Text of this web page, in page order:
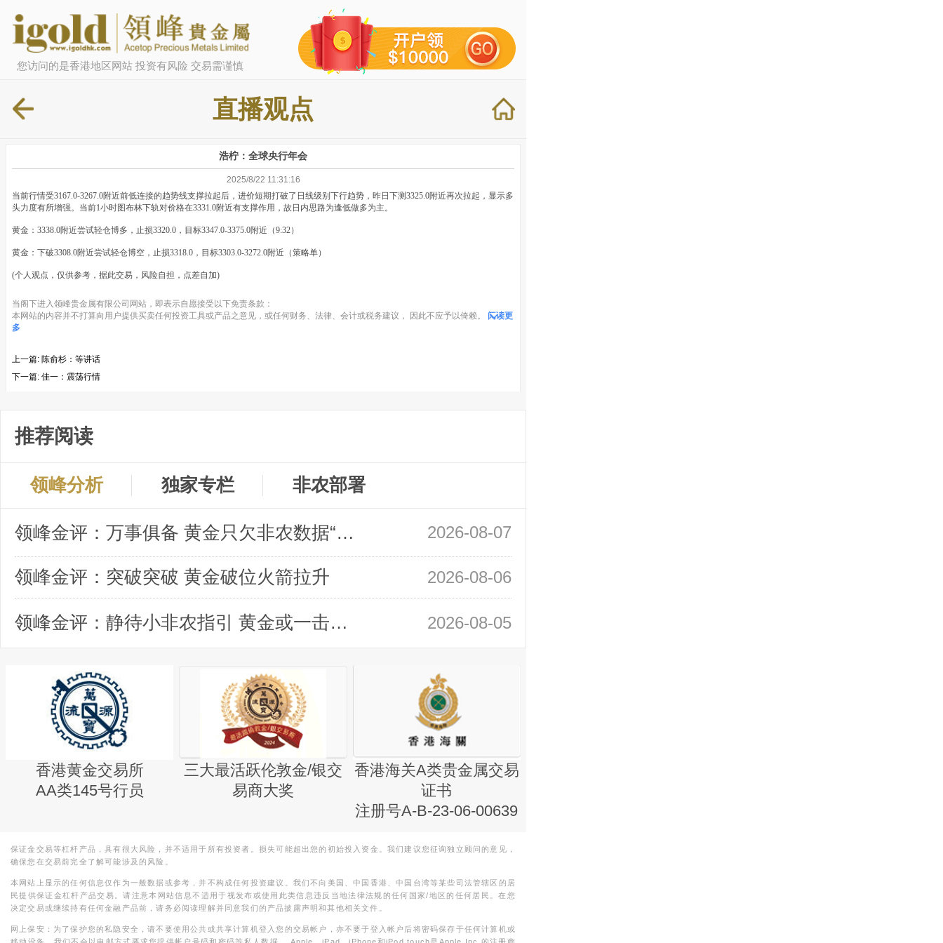
您访问的是香港地区网站 投资有风险 交易需谨慎
直播观点
浩柠：全球央行年会
2025/8/22 11:31:16
当前行情受3167.0-3267.0附近前低连接的趋势线支撑拉起后，进价短期打破了日线级别下行趋势，昨日下测3325.0附近再次拉起，显示多
头力度有所增强。当前1小时图布林下轨对价格在3331.0附近有支撑作用，故日内思路为逢低做多为主。
黄金：3338.0附近尝试轻仓博多，止损3320.0，目标3347.0-3375.0附近（9:32）
黄金：下破3308.0附近尝试轻仓博空，止损3318.0，目标3303.0-3272.0附近（策略单）
(个人观点，仅供参考，据此交易，风险自担，点差自加)
当阁下进入领峰贵金属有限公司网站，即表示自愿接受以下免责条款：
本网站的内容并不打算向用户提供买卖任何投资工具或产品之意见，或任何财务、法律、会计或税务建议， 因此不应予以倚赖。
阅读更
多
上一篇: 陈俞杉：等讲话
下一篇: 佳一：震荡行情
推荐阅读
领峰分析 独家专栏 非农部署
领峰金评：万事俱备 黄金只欠非农数据“东风” 2026-08-07
领峰金评：突破突破 黄金破位火箭拉升 2026-08-06
领峰金评：静待小非农指引 黄金或一击破局 2026-08-05
香港黄金交易所
AA类145号行员
三大最活跃伦敦金/银交
易商大奖
香港海关A类贵金属交易
证书
注册号A-B-23-06-00639
保证金交易等杠杆产品，具有很大风险，并不适用于所有投资者。损失可能超出您的初始投入资金。我们建议您征询独立顾问的意见，
确保您在交易前完全了解可能涉及的风险。
本网站上显示的任何信息仅作为一般数据或参考，并不构成任何投资建议。我们不向美国、中国香港、中国台湾等某些司法管辖区的居
民提供保证金杠杆产品交易。请注意本网站信息不适用于视发布或使用此类信息违反当地法律法规的任何国家/地区的任何居民。在您
决定交易或继续持有任何金融产品前，请务必阅读理解并同意我们的产品披露声明和其他相关文件。
网上保安：为了保护您的私隐安全，请不要使用公共或共享计算机登入您的交易帐户，亦不要于登入帐户后将密码保存于任何计算机或